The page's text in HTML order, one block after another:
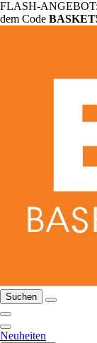
FLASH-ANGEBOT:
dem Code
Suchen
Neuheiten